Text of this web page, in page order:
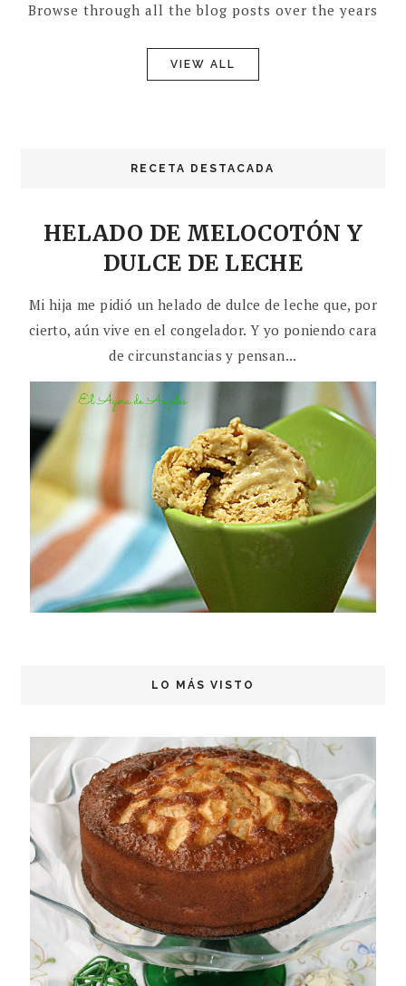
Browse through all the blog posts over the years
VIEW ALL
RECETA DESTACADA
HELADO DE MELOCOTÓN Y
DULCE DE LECHE
Mi hija me pidió un helado de dulce de leche que, por
cierto, aún vive en el congelador. Y yo poniendo cara
de circunstancias y pensan...
LO MÁS VISTO